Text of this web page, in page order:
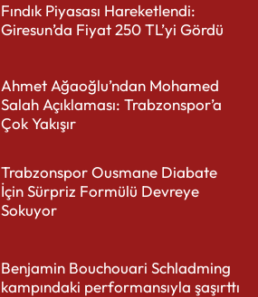
Fındık Piyasası Hareketlendi:
Giresun’da Fiyat 250 TL’yi Gördü
Ahmet Ağaoğlu’ndan Mohamed
Salah Açıklaması: Trabzonspor’a
Çok Yakışır
Trabzonspor Ousmane Diabate
İçin Sürpriz Formülü Devreye
Sokuyor
Benjamin Bouchouari Schladming
kampındaki performansıyla şaşırttı